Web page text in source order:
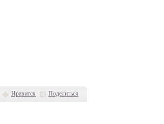
Нравится Поделиться